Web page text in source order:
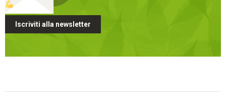
Iscriviti alla newsletter